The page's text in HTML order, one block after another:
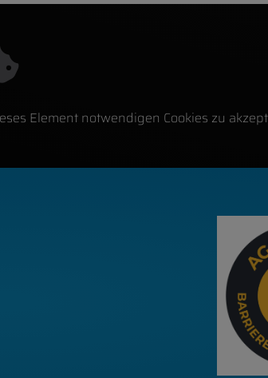
Element notwendigen Cookies zu